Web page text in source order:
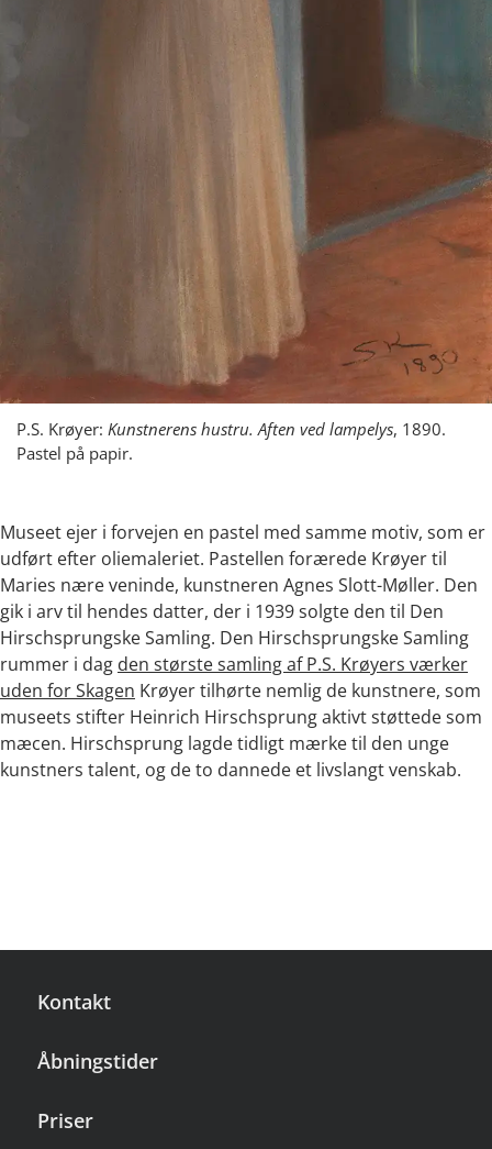
P.S. Krøyer: Kunstnerens hustru. Aften ved lampelys, 1890.
Pastel på papir.
Museet ejer i forvejen en pastel med samme motiv, som er
udført efter oliemaleriet. Pastellen forærede Krøyer til
Maries nære veninde, kunstneren Agnes Slott-Møller. Den
gik i arv til hendes datter, der i 1939 solgte den til Den
Hirschsprungske Samling. Den Hirschsprungske Samling
rummer i dag den største samling af P.S. Krøyers værker
uden for Skagen Krøyer tilhørte nemlig de kunstnere, som
museets stifter Heinrich Hirschsprung aktivt støttede som
mæcen. Hirschsprung lagde tidligt mærke til den unge
kunstners talent, og de to dannede et livslangt venskab.
Kontakt
Åbningstider
Priser